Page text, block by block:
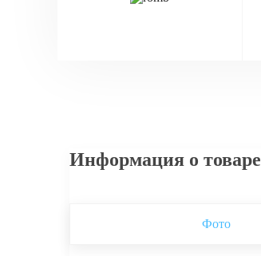
Информация о товаре
Фото